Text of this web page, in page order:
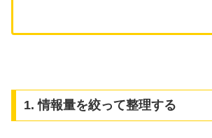
1. 情報量を絞って整理する